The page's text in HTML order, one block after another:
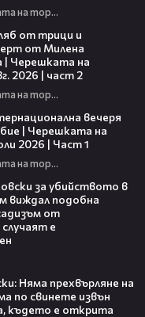
Черешката на тортата
от трици и
от Милена
Черешката на
2026 | част 2
Черешката на тортата
вечеря
| Черешката на
2026 | Част 1
Черешката на тортата
за убийството в
виждал подобна
от
е
Няма прехвърляне на
по свинете извън
където е открита